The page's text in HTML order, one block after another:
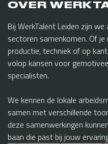
OVER
Bij WerkTalent Leiden zijn
sectoren samenkomen. Of
productie, techniek of op
volop kansen voor
specialisten.
We kennen de lokale
samen met verschillende
deze samenwerkingen
baan die past bij jouw